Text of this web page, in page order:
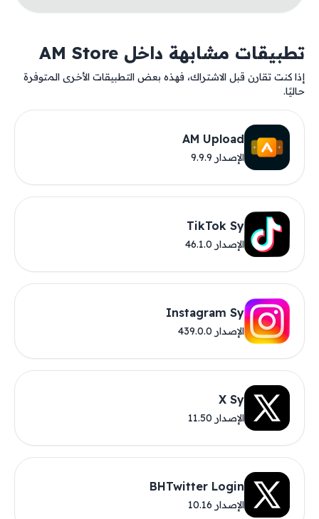
تطبيقات مشابهة داخل AM Store
إذا كنت تقارن قبل الاشتراك، فهذه بعض التطبيقات الأخرى المتوفرة
حاليًا.
AM Upload
الإصدار 9.9.9
TikTok Sy
الإصدار 46.1.0
Instagram Sy
الإصدار 439.0.0
X Sy
الإصدار 11.50
BHTwitter Login
الإصدار 10.16